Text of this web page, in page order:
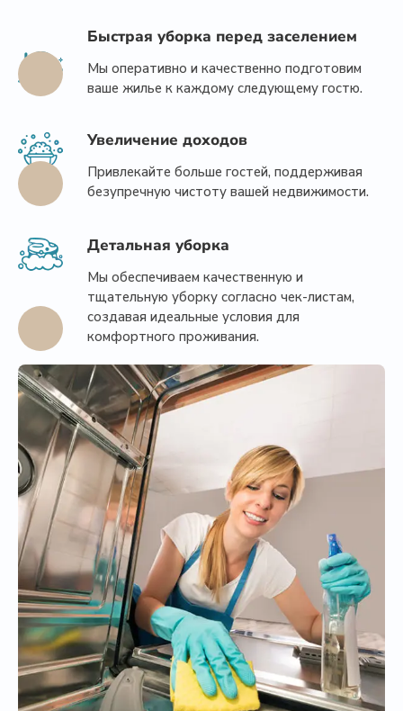
Быстрая уборка перед заселением
Мы оперативно и качественно подготовим
ваше жилье к каждому следующему гостю.
Увеличение доходов
Привлекайте больше гостей, поддерживая
безупречную чистоту вашей недвижимости.
Детальная уборка
Мы обеспечиваем качественную и
тщательную уборку согласно чек-листам,
создавая идеальные условия для
комфортного проживания.